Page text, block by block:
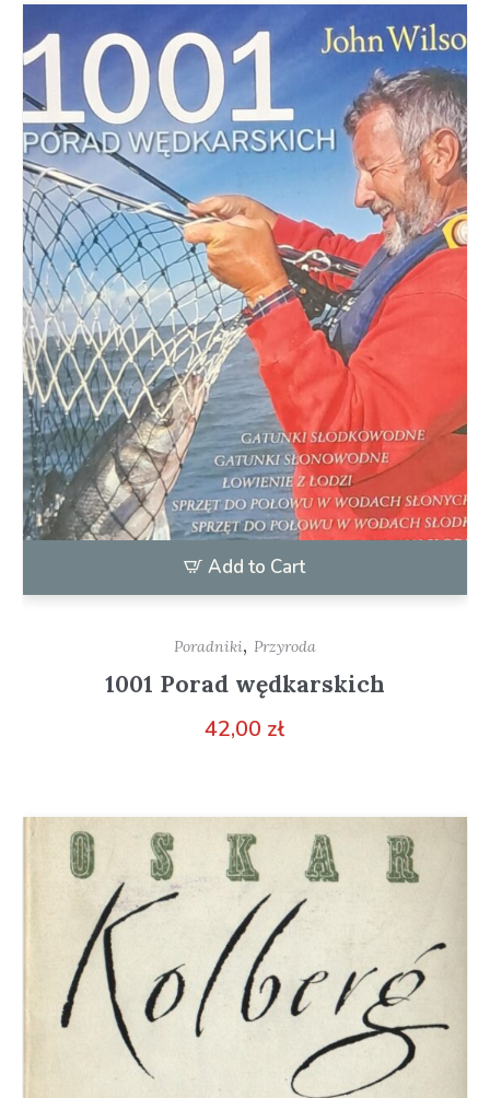
Add to Cart
Poradniki, Przyroda
1001 Porad wędkarskich
42,00 zł